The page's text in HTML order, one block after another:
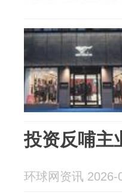
投资反哺主
环球网资讯 2026-